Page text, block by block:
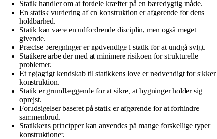
Statik handler om at fordele kræfter på en bæredygtig måde.
En statisk vurdering af en konstruktion er afgørende for dens
holdbarhed.
Statik kan være en udfordrende disciplin, men også meget
givende.
Præcise beregninger er nødvendige i statik for at undgå svigt.
Statikere arbejder med at minimere risikoen for strukturelle
problemer.
Et nøjagtigt kendskab til statikkens love er nødvendigt for sikker
konstruktion.
Statik er grundlæggende for at sikre, at bygninger holder sig
oprejst.
Forudsigelser baseret på statik er afgørende for at forhindre
sammenbrud.
Statikkens principper kan anvendes på mange forskellige typer
konstruktioner.